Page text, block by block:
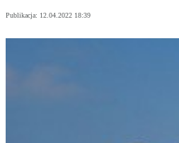
Publikacja: 12.04.2022 18:39